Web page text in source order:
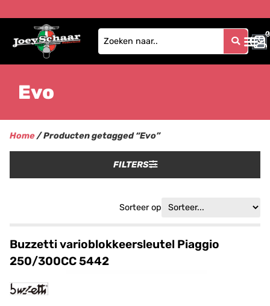
0
0
Evo
Home/ Producten getagged “Evo”
FILTERS
Sorteer op
Buzzetti varioblokkeersleutel Piaggio
250/300CC 5442